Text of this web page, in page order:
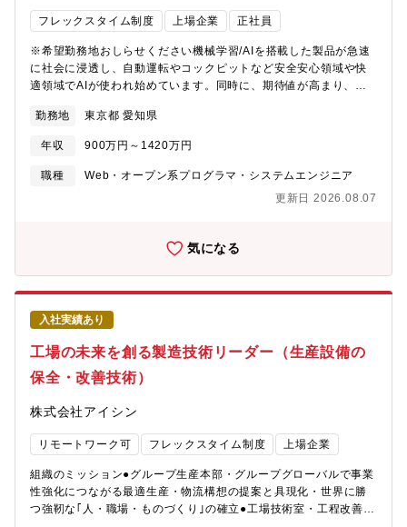
進めます。【仕事の魅力・やりがい】・「富岳NEXT」の設計・開
発に携わることで、日本発の最先端テクノロジーに深く関わり、
ます。・自らのアイデアを起点に、次世代スーパーコンピュータ
に求められるネットワークアーキテクチャを構想・提案し、それ
を実際のシステムとして具現化できる、裁量の大きい開発に携わ
ることができます。【募集背景と応募者様へのメッセージ】次世
す。最先端のハード・ソフト技術に触れながら、世界最高性能を
積み重ね、ご自身のキャリアを大きく広げることができます。こ
れまでの経験を生かし、さらにスケールの大きな開発に挑戦した
社会を実現すべく、世界トップのテクノロジー開発に挑戦し、新
生活に合わせた働き方が実現可能。 ・サテライトオフィスは
き活きと働くための社内カルチャーの変革にも積極的に取り組み
中。 ■キャリアについて ・自律的なキャリア形成を推進し、グル
ープ全体でポスティング制度やFA制度が利用可能。 ・各部組織エ
ンゲージメントを高める活動にも力を入れており、定着する職場
環境の風土醸成が心がけられております。
フレックスタイム制度 上場企業 正社員
※希望勤務地おしらせください機械学習/AIを搭載した製品が急速
に社会に浸透し、自動運転やコックピットなど安全安心領域や快
適領域でAIが使われ始めています。同時に、期待値が高まり、継
マが世の中に出た後も継続的に速く進化させていくには、クルマ
とクラウドとの連携、生成AIやビジョン系AI、エージェントAIな
ど、さまざまな知見が必要とされます。今回、このような新しい
領域に一緒に取り組んでいける仲間を募集しています。【業務内
なたには、車載AIの中核となるViT/VLMなどのビジョンモデル、
計、およびクラウド連携基盤の開発をリードしていただきます。?
具体的な業務車載AIのアーキテクチャ設計ViT／VLMなどのビジョ
ンモデル、マルチモーダルAI、LLMエージェントを含む車内AI全
体の設計。推論・判断・制御・UX連携までを見据えた仕様策定AI
モデルの開発・学習・最適化（MLOps基盤構築）データ収集・前
処理・学習・評価の設計。蒸留・量子化・推論最適化などエッジ
実装を前提としたモデル高度化。実験管理・モデルバージョニン
グ・自動評価環境の構築。車載データ収集・活用基盤の構築。画
像／音声／車両データの収集と分析。市場データを活用したデー
設計・運用、クラウド上での学習パイプライン設計、CI/CD・
OTA連携を含むDevOps環境構築実車評価・改善サイクルの推進。
ソフト・ハード・クラウド横断での仕様調整。実車検証による性
動向調査。車載適用検討および特許創出。世の中のAI関連技術の
探索と車載への適用検討【業務のやりがい・身につくスキル】量
産車に搭載されるAIを企画から実装・運用まで一貫して担い、社
勤務地 東京都 愛知県
年収 900万円～1420万円
職種
Web・オープン系プログラマ・システムエンジニア
更新日 2026.08.07
気になる
入社実績あり
工場の未来を創る製造技術リーダー（生産設備の
保全・改善技術）
株式会社アイシン
リモートワーク可 フレックスタイム制度 上場企業
組織のミッション●グループ生産本部・グループグローバルで事業
性強化につながる最適生産・物流構想の提案と具現化・世界に勝
つ強靭な｢人・職場・ものづくり｣の確立●工場技術室・工程改善技